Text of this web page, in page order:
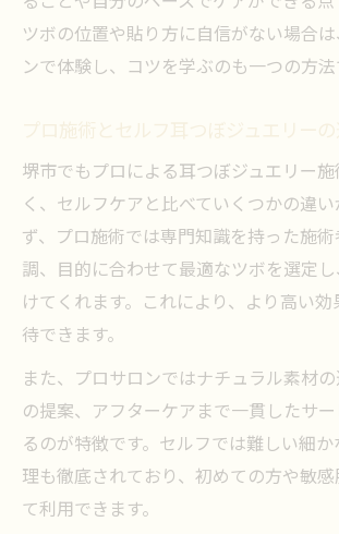
ツボの位置や貼り方に自信がない場合
ンで体験し、コツを学ぶのも一つの方法
プロ施術とセルフ耳つぼジュエリー
堺市でもプロによる耳つぼジュエリー
く、セルフケアと比べていくつかの違
ず、プロ施術では専門知識を持った施
調、目的に合わせて最適なツボを選定
けてくれます。これにより、より高い
待できます。
また、プロサロンではナチュラル素材
の提案、アフターケアまで一貫したサ
るのが特徴です。セルフでは難しい細
理も徹底されており、初めての方や敏
て利用できます。